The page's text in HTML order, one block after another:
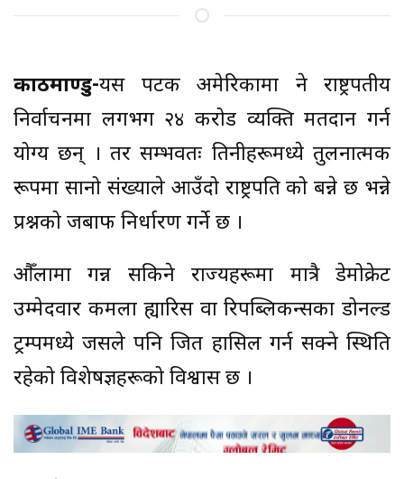
काठमाण्डु-यस पटक अमेरिकामा हुने राष्ट्रपतीय
निर्वाचनमा लगभग २४ करोड व्यक्ति मतदान गर्न
योग्य छन् । तर सम्भवतः तिनीहरूमध्ये तुलनात्मक
रूपमा सानो संख्याले आउँदो राष्ट्रपति को बन्ने छ भन्ने
प्रश्नको जबाफ निर्धारण गर्ने छ ।
औँलामा गन्न सकिने राज्यहरूमा मात्रै डेमोक्रेट
उम्मेदवार कमला ह्यारिस वा रिपब्लिकन्सका डोनल्ड
ट्रम्पमध्ये जसले पनि जित हासिल गर्न सक्ने स्थिति
रहेको विशेषज्ञहरूको विश्वास छ ।